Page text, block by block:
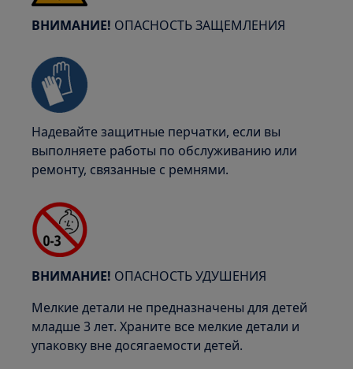
ВНИМАНИЕ! ОПАСНОСТЬ ЗАЩЕМЛЕНИЯ
Надевайте защитные перчатки, если вы
выполняете работы по обслуживанию или
ремонту, связанные с ремнями.
ВНИМАНИЕ! ОПАСНОСТЬ УДУШЕНИЯ
Мелкие детали не предназначены для детей
младше 3 лет. Храните все мелкие детали и
упаковку вне досягаемости детей.